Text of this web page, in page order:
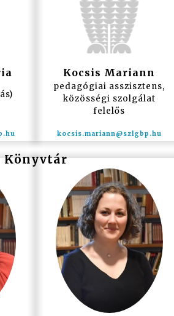
Kocsis Mariann
pedagógiai asszisztens,
közösségi szolgálat
felelős
Könyvtár